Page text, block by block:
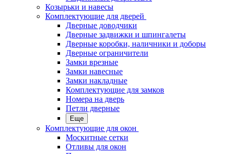
Козырьки и навесы
Комплектующие для дверей
Дверные доводчики
Дверные задвижки и шпингалеты
Дверные коробки, наличники и доборы
Дверные ограничители
Замки врезные
Замки навесные
Замки накладные
Комплектующие для замков
Номера на дверь
Петли дверные
Еще
Комплектующие для окон
Москитные сетки
Отливы для окон